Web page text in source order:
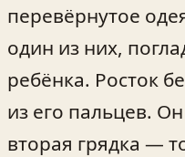
перевёрнутое
один из них,
ребёнка. Росток
из его пальцев.
вторая грядка —